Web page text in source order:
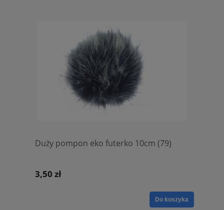
Duży pompon eko futerko 10cm (79)
3,50 zł
Do koszyka